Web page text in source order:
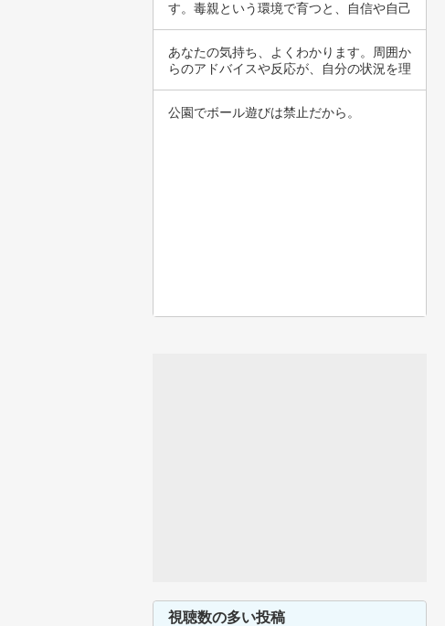
す。毒親という環境で育つと、自信や自己
あなたの気持ち、よくわかります。周囲か
らのアドバイスや反応が、自分の状況を理
公園でボール遊びは禁止だから。
視聴数の多い投稿